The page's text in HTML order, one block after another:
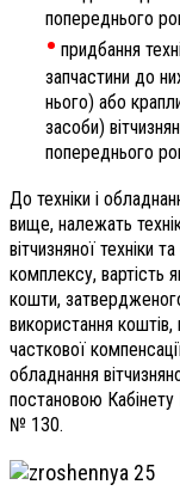
попереднього
• придбання
запчастини до
нього) або
засоби)
попереднього
До техніки і
вище, належать
вітчизняної техніки
комплексу, вартість
кошти,
використання
часткової
обладнання
постановою Кабінету
№ 130.